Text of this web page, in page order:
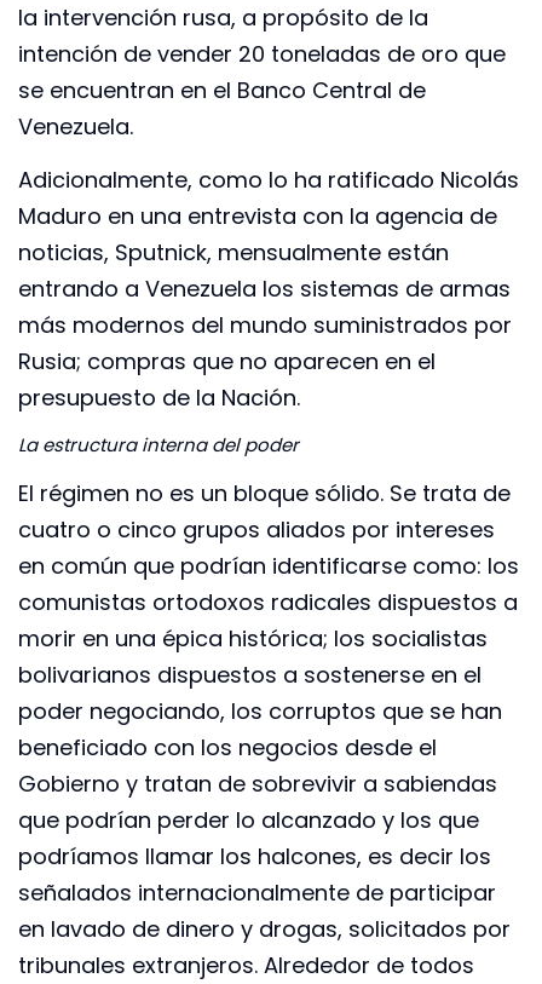
la intervención rusa, a propósito de la
intención de vender 20 toneladas de oro que
se encuentran en el Banco Central de
Venezuela.
Adicionalmente, como lo ha ratificado Nicolás
Maduro en una entrevista con la agencia de
noticias, Sputnick, mensualmente están
entrando a Venezuela los sistemas de armas
más modernos del mundo suministrados por
Rusia; compras que no aparecen en el
presupuesto de la Nación.
La estructura interna del poder
El régimen no es un bloque sólido. Se trata de
cuatro o cinco grupos aliados por intereses
en común que podrían identificarse como: los
comunistas ortodoxos radicales dispuestos a
morir en una épica histórica; los socialistas
bolivarianos dispuestos a sostenerse en el
poder negociando, los corruptos que se han
beneficiado con los negocios desde el
Gobierno y tratan de sobrevivir a sabiendas
que podrían perder lo alcanzado y los que
podríamos llamar los halcones, es decir los
señalados internacionalmente de participar
en lavado de dinero y drogas, solicitados por
tribunales extranjeros. Alrededor de todos